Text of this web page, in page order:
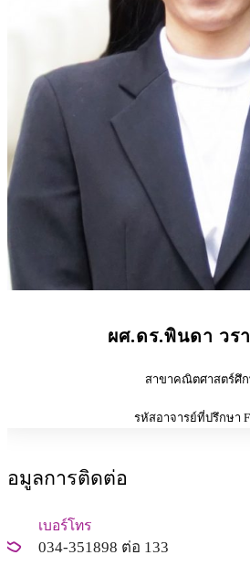
ผศ.ดร.พินดา วร
สาขาคณิตศาสตร์ศึ
รหัสอาจารย์ที่ปรึกษา
อมูลการติดต่อ
เบอร์โทร
034-351898 ต่อ 133